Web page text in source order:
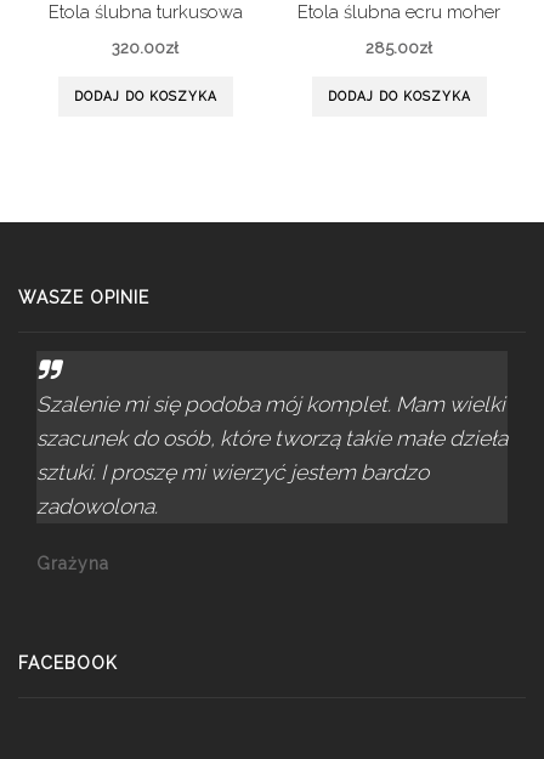
Etola ślubna turkusowa
320.00zł
DODAJ DO KOSZYKA
Etola ślubna ecru moher
285.00zł
DODAJ DO KOSZYKA
WASZE OPINIE
Szalenie mi się podoba mój komplet. Mam wielki
szacunek do osób, które tworzą takie małe dzieła
sztuki. I proszę mi wierzyć jestem bardzo
zadowolona.
Grażyna
FACEBOOK